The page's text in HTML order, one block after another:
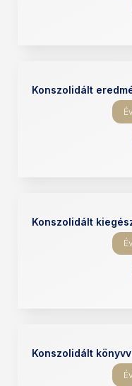
Konszolidált
Konszolidált
Konszolidált